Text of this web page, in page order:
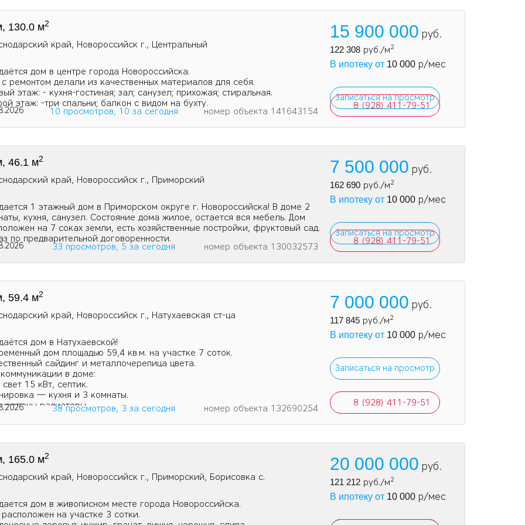
130.0 м2
край, Новороссийск г., Центральный
дом в центре города Новороссийска.
ремонтом делали из качественных материалов для себя.
этаж: - кухня-гостиная; зал; санузел; прихожая; стиральная.
этаж: -три спальни; балкон с видом на бухту.
10 просмотров, 10 за сегодня номер объекта 141643154
15 900 000 руб.
122 308 руб./м2
В ипотеку от 10 000 р/мес
Записаться на просмотр
8 (928) 411-79-51
46.1 м2
край, Новороссийск г., Приморский
1 этажный дом в Приморском округе г. Новороссийска! В доме 2
кухня, санузел. Состояние дома жилое, остается вся мебель. Дом
на 7 соках земли, есть хозяйственные постройки, фруктовый сад.
по предварительной договоренности.
33 просмотров, 5 за сегодня номер объекта 130032573
7 500 000 руб.
162 690 руб./м2
В ипотеку от 10 000 р/мес
Записаться на просмотр
8 (928) 411-79-51
59.4 м2
край, Новороссийск г., Натухаевская ст-ца
дом в Натухаевской!
дом площадью 59,4 кв.м. на учaстке 7 соток.
сайдинг и металлочepeпица цветa.
в доме:
свет 15 кВт, септик.
— кухня и 3 комнаты.
радиаторы.
38 просмотров, 3 за сегодня номер объекта 132690254
7 000 000 руб.
117 845 руб./м2
В ипотеку от 10 000 р/мес
Записаться на просмотр
8 (928) 411-79-51
165.0 м2
край, Новороссийск г., Приморский, Борисовка с.
дом в живописном месте города Новороссийска.
на участке 3 сотки.
20 000 000 руб.
121 212 руб./м2
В ипотеку от 10 000 р/мес